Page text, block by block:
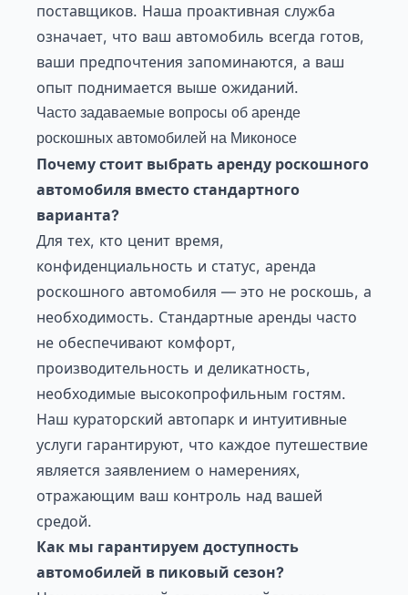
поставщиков. Наша проактивная служба
означает, что ваш автомобиль всегда готов,
ваши предпочтения запоминаются, а ваш
опыт поднимается выше ожиданий.
Часто задаваемые вопросы об аренде
роскошных автомобилей на Миконосе
Почему стоит выбрать аренду роскошного
автомобиля вместо стандартного
варианта?
Для тех, кто ценит время,
конфиденциальность и статус, аренда
роскошного автомобиля — это не роскошь, а
необходимость. Стандартные аренды часто
не обеспечивают комфорт,
производительность и деликатность,
необходимые высокопрофильным гостям.
Наш кураторский автопарк и интуитивные
услуги гарантируют, что каждое путешествие
является заявлением о намерениях,
отражающим ваш контроль над вашей
средой.
Как мы гарантируем доступность
автомобилей в пиковый сезон?